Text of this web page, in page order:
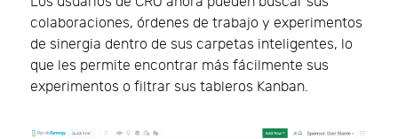
colaboraciones, órdenes de trabajo y experimentos
de sinergia dentro de sus carpetas inteligentes, lo
que les permite encontrar más fácilmente sus
experimentos o filtrar sus tableros Kanban.